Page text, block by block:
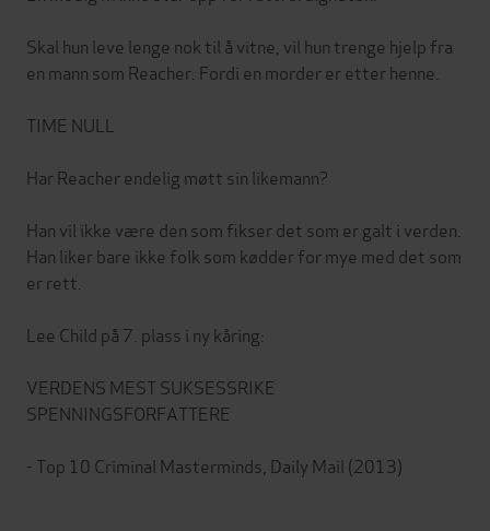
Skal hun leve lenge nok til å vitne, vil hun trenge hjelp fra
en mann som Reacher. Fordi en morder er etter henne.
TIME NULL
Har Reacher endelig møtt sin likemann?
Han vil ikke være den som fikser det som er galt i verden.
Han liker bare ikke folk som kødder for mye med det som
er rett.
Lee Child på 7. plass i ny kåring:
VERDENS MEST SUKSESSRIKE
SPENNINGSFORFATTERE
- Top 10 Criminal Masterminds, Daily Mail (2013)